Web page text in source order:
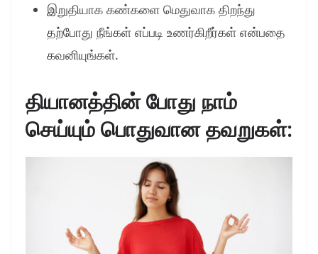
இறுதியாக கண்களை மெதுவாக திறந்து
தற்போது நீங்கள் எப்படி உணர்கிறீர்கள் என்பதை
கவனியுங்கள்.
தியானத்தின் போது நாம்
செய்யும் பொதுவான தவறுகள்: